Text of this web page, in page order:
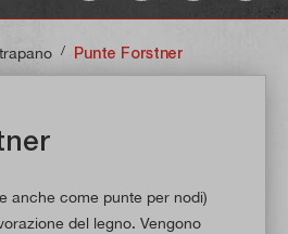
/ Punte Forstner
anche come punte per nodi)
del legno. Vengono